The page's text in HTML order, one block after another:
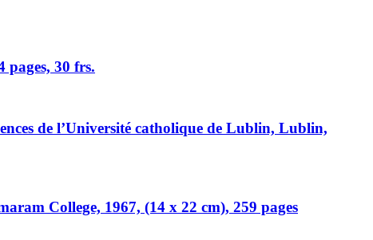
pages, 30 frs.
de l’Université catholique de Lublin, Lublin,
College, 1967, (14 x 22 cm), 259 pages